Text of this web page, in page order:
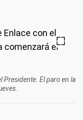
Presidente. El paro en la